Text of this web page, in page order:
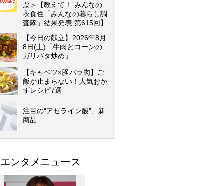
票＞【教えて！ みんなの
衣食住「みんなの暮らし調
査隊」結果発表 第615回】
【今日の献立】2026年8月
8日(土)「牛肉とコーンの
ガリバタ炒め」
【キャベツ×豚バラ肉】ご
飯が止まらない！人気おか
ずレシピ7選
注目の“アゼライン酸”、新
商品
エンタメニュース